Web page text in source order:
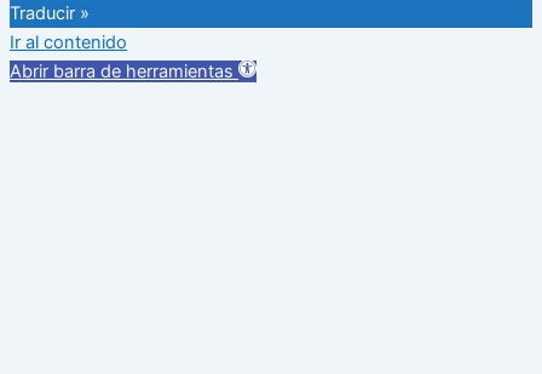
Traducir »
Ir al contenido
Abrir barra de herramientas